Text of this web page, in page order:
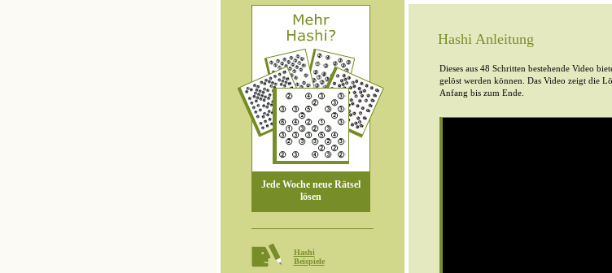
Jede Woche neue Rätsel
lösen
Hashi
Beispiele
Hashi Anleitung
Dieses aus 48 Schritten bestehende Video
gelöst werden können. Das Video zeigt die
Anfang bis zum Ende.